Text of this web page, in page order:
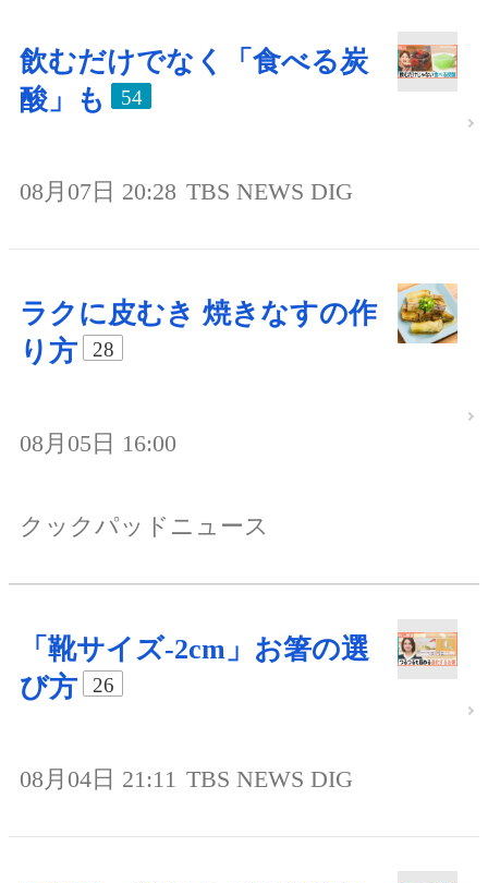
飲むだけでなく「食べる炭
酸」も
54
08月07日 20:28 TBS NEWS DIG
ラクに皮むき 焼きなすの作
り方
28
08月05日 16:00
クックパッドニュース
「靴サイズ-2cm」お箸の選
び方
26
08月04日 21:11 TBS NEWS DIG